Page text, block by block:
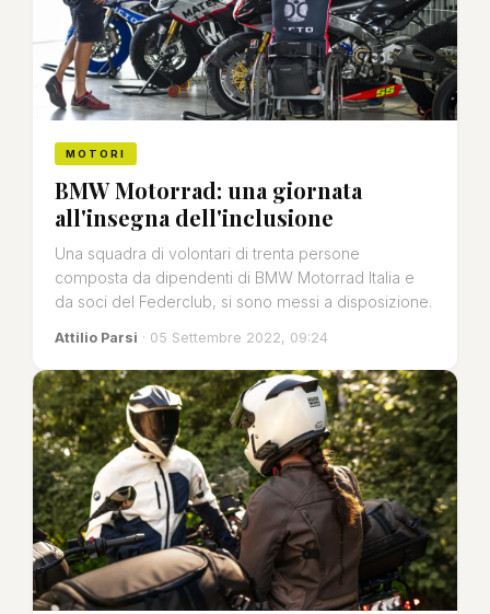
MOTORI
BMW Motorrad: una giornata
all'insegna dell'inclusione
Una squadra di volontari di trenta persone
composta da dipendenti di BMW Motorrad Italia e
da soci del Federclub, si sono messi a disposizione.
Attilio Parsi · 05 Settembre 2022, 09:24